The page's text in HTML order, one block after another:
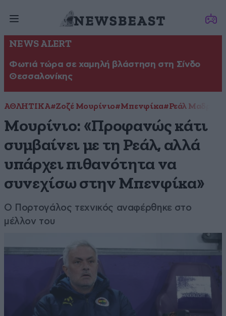
NEWS ALERT
Φωτιά τώρα σε χαμηλή βλάστηση στη Σίνδο
Θεσσαλονίκης
ΑΘΛΗΤΙΚΑ#Ζοζέ Μουρίνιο#Μπενφίκα#Ρεάλ
Μουρίνιο: «Προφανώς κάτι
συμβαίνει με τη Ρεάλ, αλλά
υπάρχει πιθανότητα να
συνεχίσω στην Μπενφίκα»
Ο Πορτογάλος τεχνικός αναφέρθηκε στο
μέλλον του